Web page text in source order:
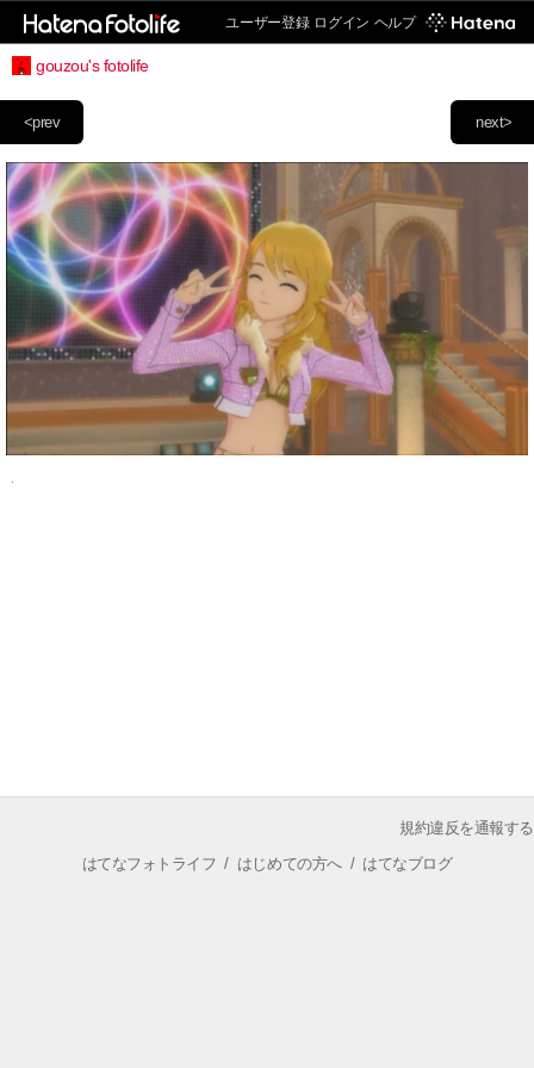
ユーザー登録 ログイン ヘルプ
gouzou's fotolife
next>
<prev
規約違反を通報する
はてなフォトライフ / はじめての方へ/ はてなブログ